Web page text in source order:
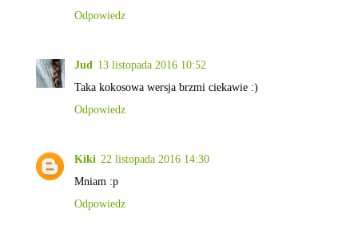
Odpowiedz
Jud 13 listopada 2016 10:52
Taka kokosowa wersja brzmi ciekawie :)
Odpowiedz
Kiki 22 listopada 2016 14:30
Mniam :p
Odpowiedz